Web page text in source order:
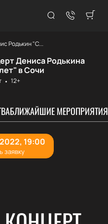
Родькин "С...
Дениса Родькина
в Сочи
12+
БЛИЖАЙШИЕ МЕРОПРИЯТИЯ